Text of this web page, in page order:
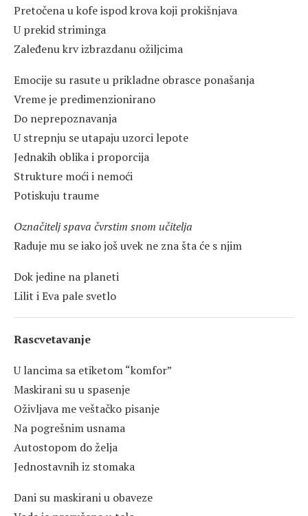
Pretočena u kofe ispod krova koji prokišnjava
U prekid striminga
Zaleđenu krv izbrazdanu ožiljcima
Emocije su rasute u prikladne obrasce ponašanja
Vreme je predimenzionirano
Do neprepoznavanja
U strepnju se utapaju uzorci lepote
Jednakih oblika i proporcija
Strukture moći i nemoći
Potiskuju traume
Označitelj spava čvrstim snom učitelja
Raduje mu se iako još uvek ne zna šta će s njim
Dok jedine na planeti
Lilit i Eva pale svetlo
Rascvetavanje
U lancima sa etiketom “komfor”
Maskirani su u spasenje
Oživljava me veštačko pisanje
Na pogrešnim usnama
Autostopom do želja
Jednostavnih iz stomaka
Dani su maskirani u obaveze